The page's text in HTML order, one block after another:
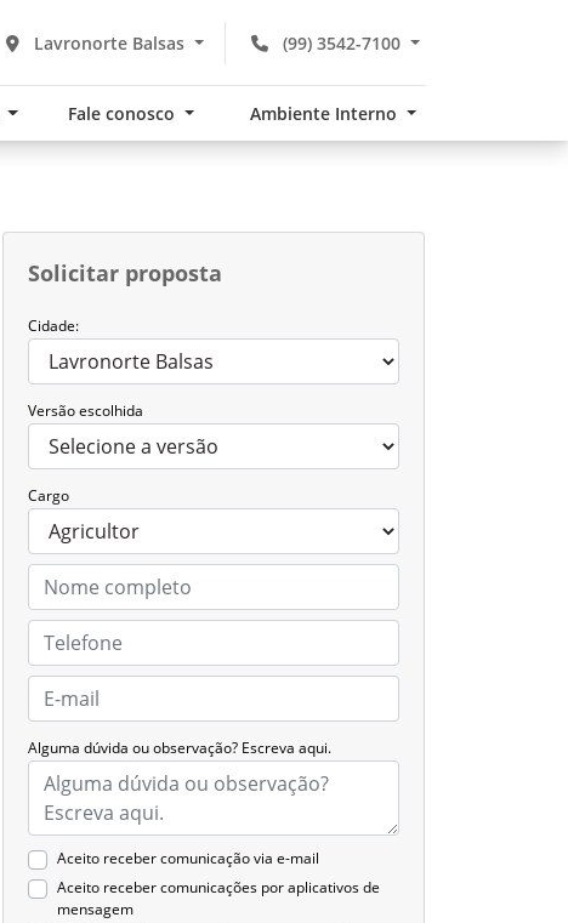
(99) 3542-7100
Lavronorte Balsas
Fale conosco Ambiente Interno
Solicitar proposta
Cidade:
Versão escolhida
Cargo
Alguma dúvida ou observação? Escreva aqui.
Aceito receber comunicação via e-mail
Aceito receber comunicações por aplicativos de
mensagem